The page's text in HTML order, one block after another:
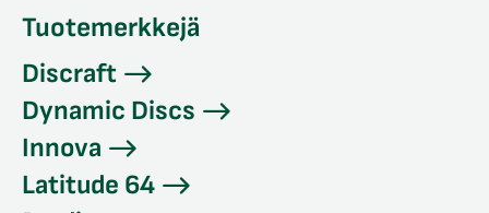
Tuotemerkkejä
Discraft
Dynamic Discs
Innova
Latitude 64